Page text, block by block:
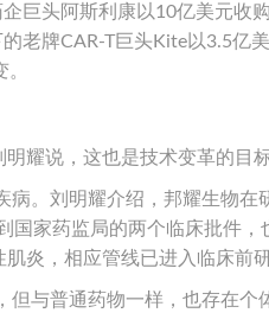
巨头阿斯利康以10亿美元收
老牌CAR-T巨头Kite以3.5亿
耀说，这也是技术变革的目标
。刘明耀介绍，邦耀生物在
国家药监局的两个临床批件，
炎，相应管线已进入临床前研
但与普通药物一样，也存在个